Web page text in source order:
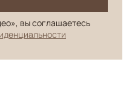
вы соглашаетесь